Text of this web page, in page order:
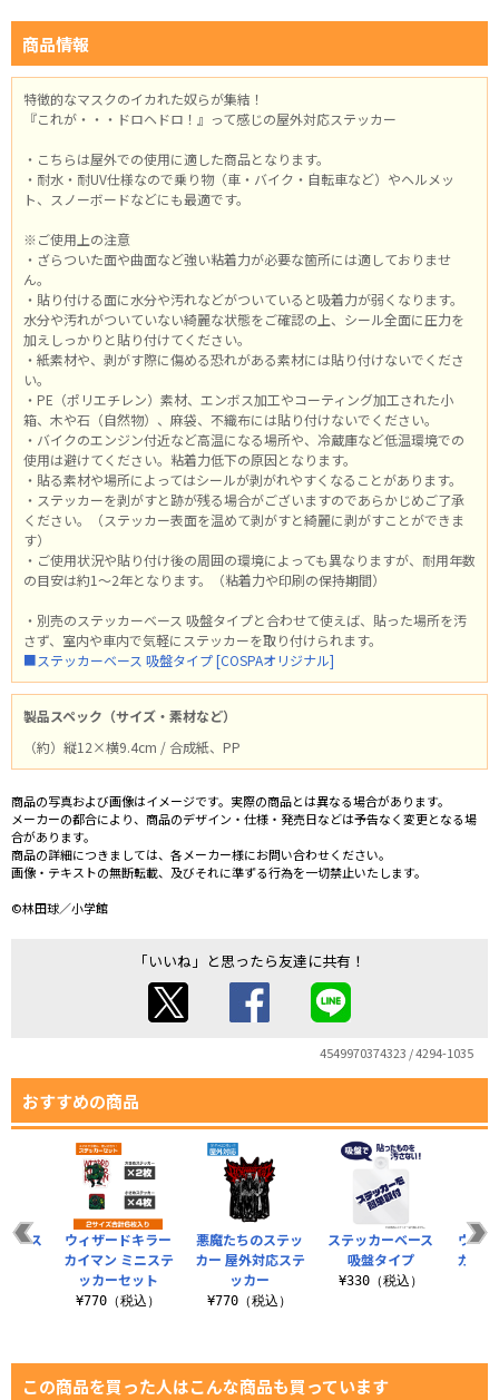
商品情報
特徴的なマスクのイカれた奴らが集結！
『これが・・・ドロヘドロ！』って感じの屋外対応ステッカー
・こちらは屋外での使用に適した商品となります。
・耐水・耐UV仕様なので乗り物（車・バイク・自転車など）やヘルメッ
ト、スノーボードなどにも最適です。
※ご使用上の注意
・ざらついた面や曲面など強い粘着力が必要な箇所には適しておりませ
ん。
・貼り付ける面に水分や汚れなどがついていると吸着力が弱くなります。
水分や汚れがついていない綺麗な状態をご確認の上、シール全面に圧力を
加えしっかりと貼り付けてください。
・紙素材や、剥がす際に傷める恐れがある素材には貼り付けないでくださ
い。
・PE（ポリエチレン）素材、エンボス加工やコーティング加工された小
箱、木や石（自然物）、麻袋、不織布には貼り付けないでください。
・バイクのエンジン付近など高温になる場所や、冷蔵庫など低温環境での
使用は避けてください。粘着力低下の原因となります。
・貼る素材や場所によってはシールが剥がれやすくなることがあります。
・ステッカーを剥がすと跡が残る場合がございますのであらかじめご了承
ください。（ステッカー表面を温めて剥がすと綺麗に剥がすことができま
す）
・ご使用状況や貼り付け後の周囲の環境によっても異なりますが、耐用年数
の目安は約1～2年となります。（粘着力や印刷の保持期間）
・別売のステッカーベース 吸盤タイプと合わせて使えば、貼った場所を汚
さず、室内や車内で気軽にステッカーを取り付けられます。
■ステッカーベース 吸盤タイプ [COSPAオリジナル]
製品スペック（サイズ・素材など）
（約）縦12×横9.4cm / 合成紙、PP
商品の写真および画像はイメージです。実際の商品とは異なる場合があります。
メーカーの都合により、商品のデザイン・仕様・発売日などは予告なく変更となる場
合があります。
商品の詳細につきましては、各メーカー様にお問い合わせください。
画像・テキストの無断転載、及びそれに準ずる行為を一切禁止いたします。
©林田球／小学館
「いいね」と思ったら友達に共有！
4549970374323 / 4294-1035
おすすめの商品
悪魔たちのステッ
カー 屋外対応ステ
ッカー
¥770（税込）
ステッカーベース
吸盤タイプ
¥330（税込）
ウィ
カイ
ニス
ウィザードキラー
カイマン ミニステ
ッカーセット
¥770（税込）
この商品を買った人はこんな商品も買っています